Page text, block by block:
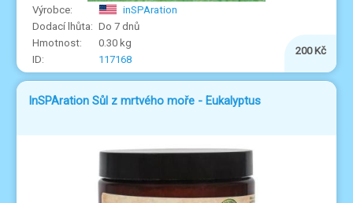
inSPAration
Do 7 dnů
0.30 kg
117168
200 Kč
InSPAration Sůl z mrtvého moře - Eukalyptus